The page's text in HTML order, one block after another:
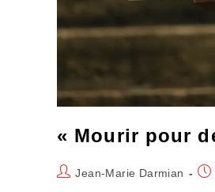
« Mourir pour
Auteur/autrice
Jean-Marie Darmian